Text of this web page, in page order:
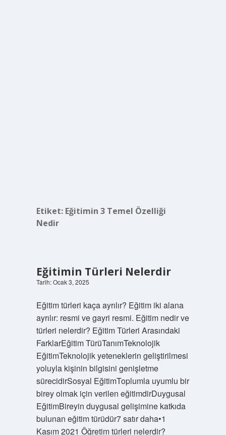
Etiket: Eğitimin 3 Temel Özelliği
Nedir
Eğitimin Türleri Nelerdir
Tarih: Ocak 3, 2025
Eğitim türleri kaça ayrılır? Eğitim iki alana
ayrılır: resmi ve gayri resmi. Eğitim nedir ve
türleri nelerdir? Eğitim Türleri Arasındaki
FarklarEğitim TürüTanımTeknolojik
EğitimTeknolojik yeteneklerin geliştirilmesi
yoluyla kişinin bilgisini genişletme
sürecidirSosyal EğitimToplumla uyumlu bir
birey olmak için verilen eğitimdirDuygusal
EğitimBireyin duygusal gelişimine katkıda
bulunan eğitim türüdür7 satır daha•1
Kasım 2021 Öğretim türleri nelerdir?